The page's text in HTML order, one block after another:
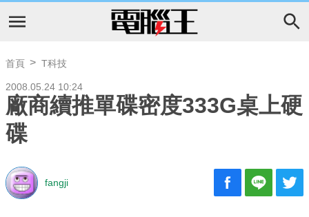
首頁 T科技
2008.05.24 10:24
廠商續推單碟密度333G桌上硬
碟
fangji